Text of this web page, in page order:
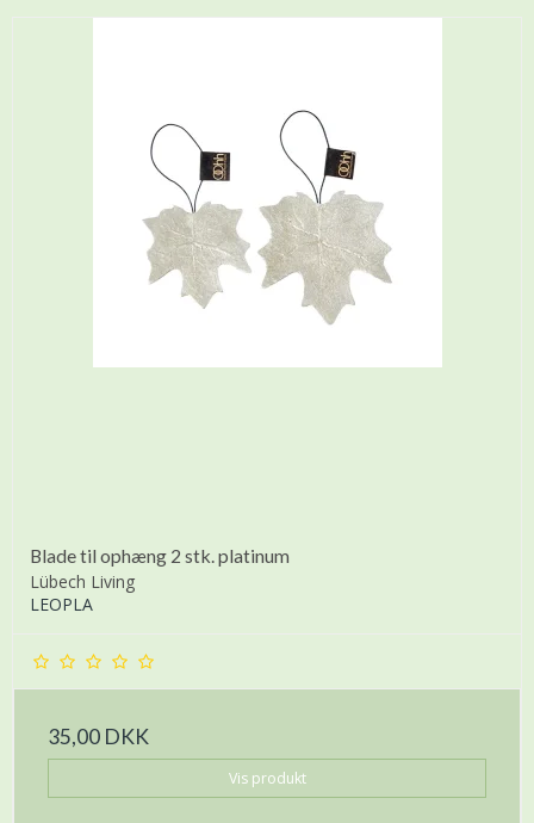
Blade til ophæng 2 stk. platinum
Lübech Living
LEOPLA
35,00 DKK
Vis produkt